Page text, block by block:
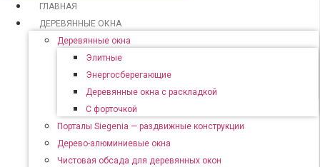
ГЛАВНАЯ
ДЕРЕВЯННЫЕ ОКНА
Деревянные окна
Элитные
Энергосберегающие
Деревянные окна с раскладкой
С форточкой
Порталы Siegenia — раздвижные конструкции
Дерево-алюминиевые окна
Чистовая обсада для деревянных окон